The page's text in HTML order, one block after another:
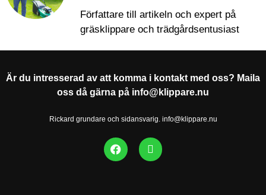
Författare till artikeln och expert på
gräsklippare och trädgårdsentusiast
Är du intresserad av att komma i kontakt med oss? Maila
oss då gärna på info@klippare.nu
Rickard grundare och sidansvarig. info@klippare.nu